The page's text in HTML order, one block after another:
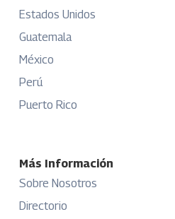
Estados Unidos
Guatemala
México
Perú
Puerto Rico
Más Información
Sobre Nosotros
Directorio